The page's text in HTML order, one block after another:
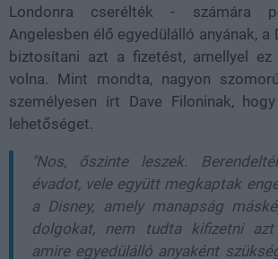
Londonra cserélték - számára
Angelesben élő egyedülálló anyának, a
biztosítani azt a fizetést, amellyel
volna. Mint mondta, nagyon
személyesen írt Dave Filoninak,
lehetőséget.
"Nos, őszinte leszek.
évadot, vele együtt megkaptak
a Disney, amely manapság
dolgokat, nem tudta kifizetni
amire egyedülálló anyaként